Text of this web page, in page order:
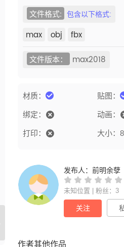
文件格式: 包含以下格式:
max obj fbx
文件版本： max2018
材质： 贴图：
绑定： 动画：
打印： 大小：
发布人：前明余孽
未知位置 | 粉丝：3
关注
作者其他作品